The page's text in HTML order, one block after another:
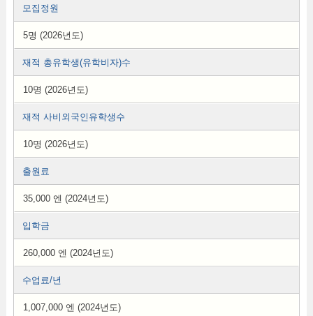
모집정원
5명 (2026년도)
재적 총유학생(유학비자)수
10명 (2026년도)
재적 사비외국인유학생수
10명 (2026년도)
출원료
35,000 엔 (2024년도)
입학금
260,000 엔 (2024년도)
수업료/년
1,007,000 엔 (2024년도)